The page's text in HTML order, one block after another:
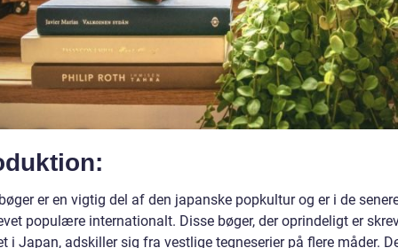
er en vigtig del af den japanske popkultur og er i de
populære internationalt. Disse bøger, der oprindeligt er
i Japan, adskiller sig fra vestlige tegneserier på flere måder.